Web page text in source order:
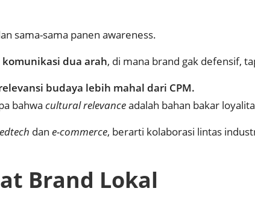
sama-sama panen awareness.
dua arah, di mana brand gak defensif,
budaya lebih mahal dari CPM.
bahwa cultural relevanceadalah bahan bakar
edtech dan e-commerce, berarti kolaborasi lintas
Brand Lokal